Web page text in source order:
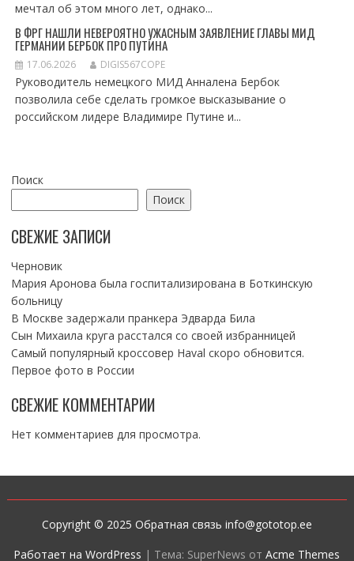
мечтал об этом много лет, однако...
В ФРГ НАШЛИ НЕВЕРОЯТНО УЖАСНЫМ ЗАЯВЛЕНИЕ ГЛАВЫ МИД
ГЕРМАНИИ БЕРБОК ПРО ПУТИНА
17.06.2026 DIGIS567COPE
Руководитель немецкого МИД Анналена Бербок
позволила себе сделать громкое высказывание о
российском лидере Владимире Путине и...
Поиск
Поиск
СВЕЖИЕ ЗАПИСИ
Черновик
Мария Аронова была госпитализирована в Боткинскую
больницу
В Москве задержали пранкера Эдварда Била
Сын Михаила круга расстался со своей избранницей
Самый популярный кроссовер Haval скоро обновится.
Первое фото в России
СВЕЖИЕ КОММЕНТАРИИ
Нет комментариев для просмотра.
Copyright © 2025 Обратная связь info@gototop.ee
Работает на WordPress | Тема: SuperNews отAcme Themes